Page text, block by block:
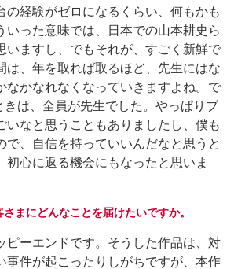
の経験がゼロになるくらい、何もかも
いった意味では、日本での山本耕史ら
いますし、でもそれが、すごく新鮮で
は、年を取れば取るほど、先生にはな
なかなれなくなっていきますよね。で
きは、全員が先生でした。やっぱりブ
いなと思うこともありましたし、僕も
で、自信を持っていいんだなと思うと
初心に返る機会にもなったと思いま
まにどんなことを届けたいですか。
ーエンドです。そうした作品は、対
事件が起こったりしがちですが、本作